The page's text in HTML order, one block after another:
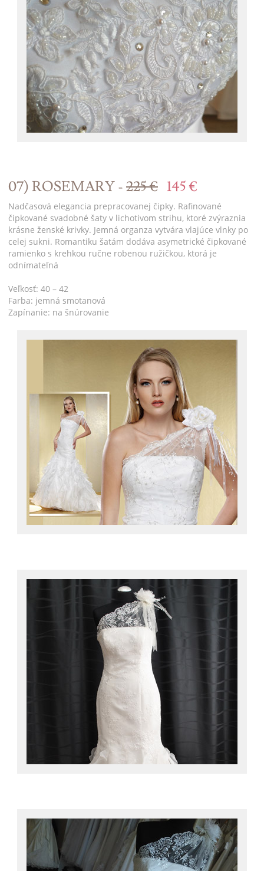
07) ROSEMARY -225 € 145 €
Nadčasová elegancia prepracovanej čipky. Rafinované
čipkované svadobné šaty v lichotivom strihu, ktoré zvýraznia
krásne ženské krivky. Jemná organza vytvára vlajúce vlnky po
celej sukni. Romantiku šatám dodáva asymetrické čipkované
ramienko s krehkou ručne robenou ružičkou, ktorá je
odnímateľná
Veľkosť: 40 – 42
Farba: jemná smotanová
Zapínanie: na šnúrovanie